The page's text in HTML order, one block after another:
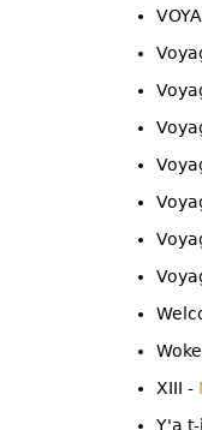
XIII -
Y'a